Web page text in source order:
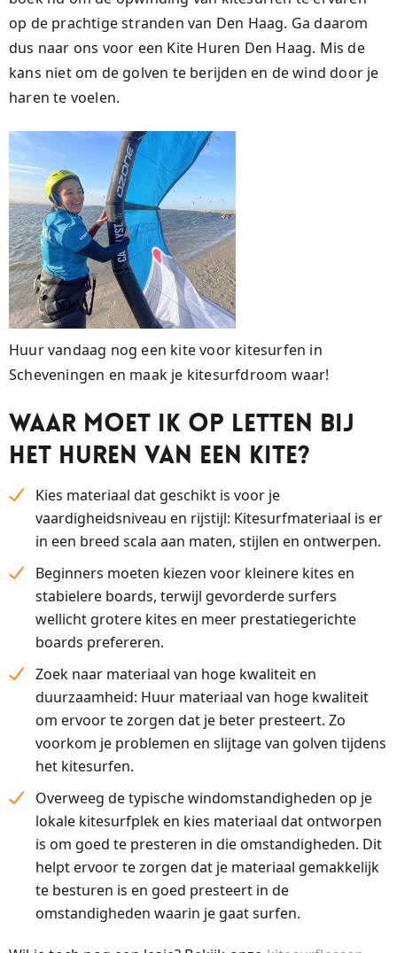
op de prachtige stranden van Den Haag. Ga daarom
dus naar ons voor een Kite Huren Den Haag. Mis de
kans niet om de golven te berijden en de wind door je
haren te voelen.
Huur vandaag nog een kite voor kitesurfen in
Scheveningen en maak je kitesurfdroom waar!
Waar moet ik op letten bij
het huren van een kite?
Kies materiaal dat geschikt is voor je
vaardigheidsniveau en rijstijl: Kitesurfmateriaal is er
in een breed scala aan maten, stijlen en ontwerpen.
Beginners moeten kiezen voor kleinere kites en
stabielere boards, terwijl gevorderde surfers
wellicht grotere kites en meer prestatiegerichte
boards prefereren.
Zoek naar materiaal van hoge kwaliteit en
duurzaamheid: Huur materiaal van hoge kwaliteit
om ervoor te zorgen dat je beter presteert. Zo
voorkom je problemen en slijtage van golven tijdens
het kitesurfen.
Overweeg de typische windomstandigheden op je
lokale kitesurfplek en kies materiaal dat ontworpen
is om goed te presteren in die omstandigheden. Dit
helpt ervoor te zorgen dat je materiaal gemakkelijk
te besturen is en goed presteert in de
omstandigheden waarin je gaat surfen.